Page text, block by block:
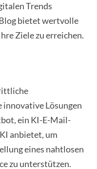
Trends
bietet wertvolle
Ziele zu erreichen.
Lösungen
ein KI-E-Mail-
anbietet, um
eines nahtlosen
zu unterstützen.